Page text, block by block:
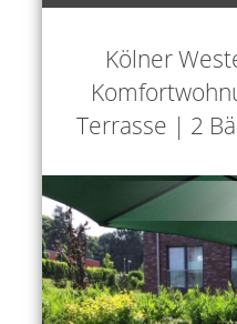
Kölner
Terrasse | 2